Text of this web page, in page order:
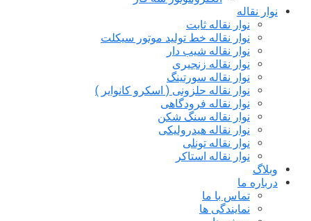
نوار نقاله
نوار نقاله ثابت
نوار نقاله خط تولید موتور سیکلت
نوار نقاله شیب دار
نوار نقاله زنجیری
نوار نقاله سورتینگ
نوار نقاله حلزونی ( اسکرو کانوایر )
نوار نقاله فرودگاهی
نوار نقاله سنگ شکن
نوار نقاله هیدرولیکی
نوار نقاله تونلی
نوار نقاله استاکر
وبلاگ
درباره ما
تماس با ما
نمایندگی ها